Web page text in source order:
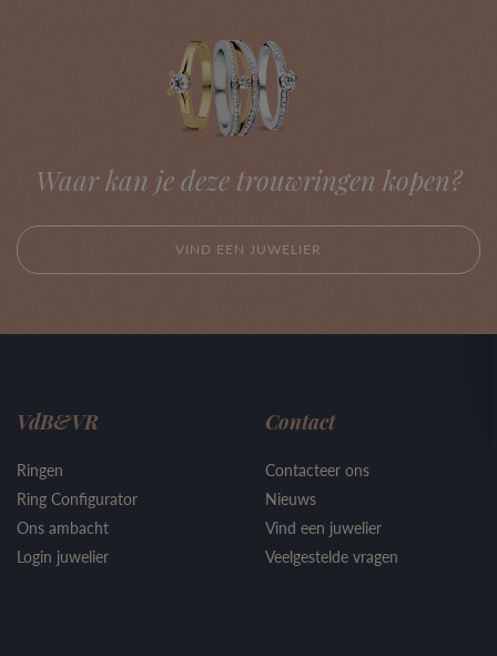
Waar kan je deze trouwringen kopen?
VIND EEN JUWELIER
VdB&VR
Ringen
Ring Configurator
Ons ambacht
Login juwelier
Contact
Contacteer ons
Nieuws
Vind een juwelier
Veelgestelde vragen